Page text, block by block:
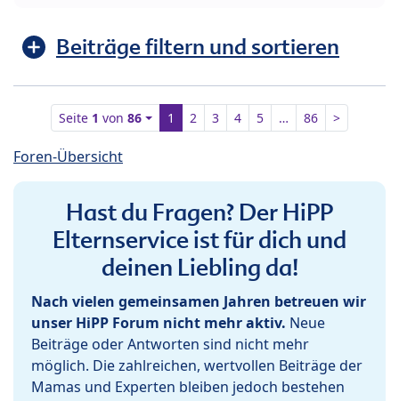
Beiträge filtern und sortieren
Seite 1 von86 1 2 3 4 5 … 86 >
Foren-Übersicht
Hast du Fragen? Der HiPP
Elternservice ist für dich und
deinen Liebling da!
Nach vielen gemeinsamen Jahren betreuen wir
unser HiPP Forum nicht mehr aktiv. Neue
Beiträge oder Antworten sind nicht mehr
möglich. Die zahlreichen, wertvollen Beiträge der
Mamas und Experten bleiben jedoch bestehen